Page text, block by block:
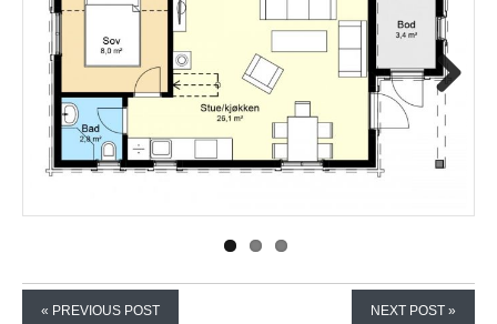
Next
« PREVIOUS POST NEXT POST »